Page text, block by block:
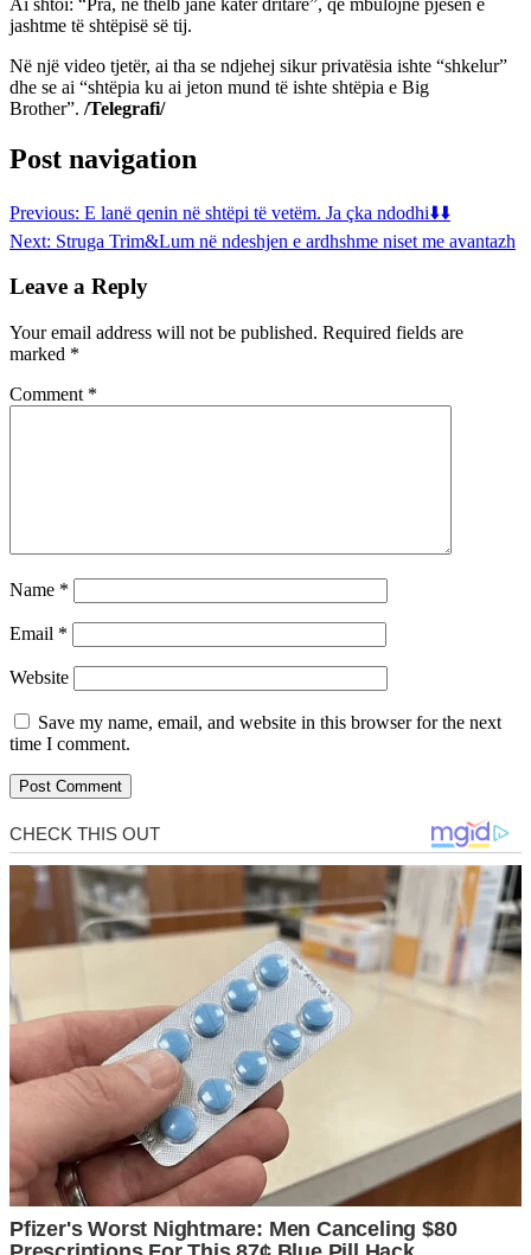
jashtme të shtëpisë së tij.
Në një video tjetër, ai tha se ndjehej sikur privatësia ishte “shkelur”
dhe se ai “shtëpia ku ai jeton mund të ishte shtëpia e Big
Brother”. /Telegrafi/
Post navigation
Previous: E lanë qenin në shtëpi të vetëm. Ja çka ndodhi⬇️⬇️
Next: Struga Trim&Lum në ndeshjen e ardhshme niset me avantazh
Leave a Reply
Your email address will not be published. Required fields are
marked *
Comment *
Name *
Email *
Website
Save my name, email, and website in this browser for the next
time I comment.